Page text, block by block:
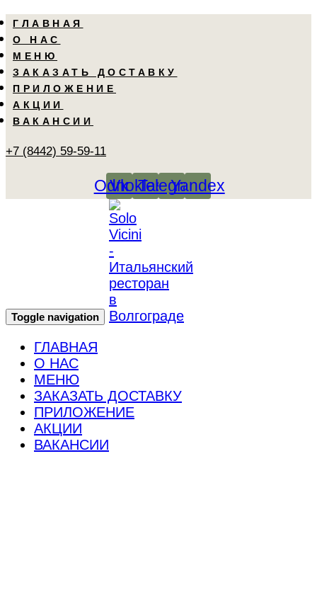
Skip
links
Skip
to
primary
navigation
Skip
to
content
ГЛАВНАЯ
О НАС
МЕНЮ
ЗАКАЗАТЬ ДОСТАВКУ
ПРИЛОЖЕНИЕ
АКЦИИ
ВАКАНСИИ
+7 (8442) 59-59-11
Vk
Odnoklassniki
Telegram
Yandex
Toggle navigation
ГЛАВНАЯ
О НАС
МЕНЮ
ЗАКАЗАТЬ ДОСТАВКУ
ПРИЛОЖЕНИЕ
АКЦИИ
ВАКАНСИИ